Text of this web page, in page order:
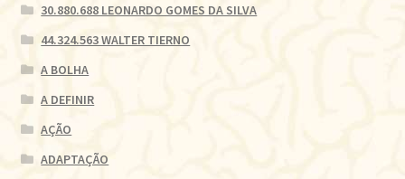
30.880.688 LEONARDO GOMES DA SILVA
44.324.563 WALTER TIERNO
A BOLHA
A DEFINIR
AÇÃO
ADAPTAÇÃO